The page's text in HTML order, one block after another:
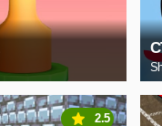
2.5